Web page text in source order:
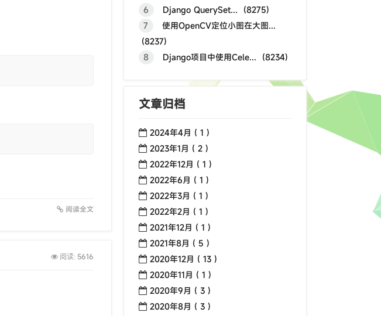
阅读全文
阅读: 5616
6
Django QuerySet... (8275)
7
使用OpenCV定位小图在大图...
(8237)
8
Django项目中使用Cele... (8234)
文章归档
2024年4月 ( 1 )
2023年1月 ( 2 )
2022年12月 ( 1 )
2022年6月 ( 1 )
2022年3月 ( 1 )
2022年2月 ( 1 )
2021年12月 ( 1 )
2021年8月 ( 5 )
2020年12月 ( 13 )
2020年11月 ( 1 )
2020年9月 ( 3 )
2020年8月 ( 3 )